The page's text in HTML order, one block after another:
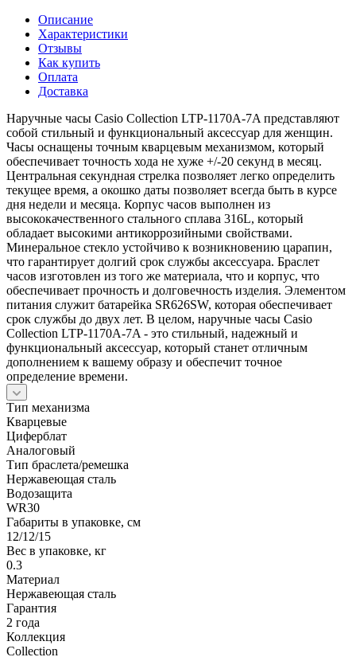
Описание
Характеристики
Отзывы
Как купить
Оплата
Доставка
Наручные часы Casio Collection LTP-1170A-7A представляют
собой стильный и функциональный аксессуар для женщин.
Часы оснащены точным кварцевым механизмом, который
обеспечивает точность хода не хуже +/-20 секунд в месяц.
Центральная секундная стрелка позволяет легко определить
текущее время, а окошко даты позволяет всегда быть в курсе
дня недели и месяца. Корпус часов выполнен из
высококачественного стального сплава 316L, который
обладает высокими антикоррозийными свойствами.
Минеральное стекло устойчиво к возникновению царапин,
что гарантирует долгий срок службы аксессуара. Браслет
часов изготовлен из того же материала, что и корпус, что
обеспечивает прочность и долговечность изделия. Элементом
питания служит батарейка SR626SW, которая обеспечивает
срок службы до двух лет. В целом, наручные часы Casio
Collection LTP-1170A-7A - это стильный, надежный и
функциональный аксессуар, который станет отличным
дополнением к вашему образу и обеспечит точное
определение времени.
Тип механизма
Кварцевые
Циферблат
Аналоговый
Тип браслета/ремешка
Нержавеющая сталь
Водозащита
WR30
Габариты в упаковке, см
12/12/15
Вес в упаковке, кг
0.3
Материал
Нержавеющая сталь
Гарантия
2 года
Коллекция
Collection